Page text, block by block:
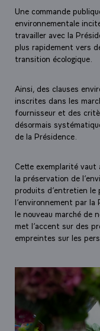
Une commande
environnementale
travailler avec la
plus rapidement vers
transition écologique.
Ainsi, des clauses
inscrites dans les
fournisseur et des
désormais
de la Présidence.
Cette exemplarité
la préservation de
produits d’entretien le
l’environnement par
le nouveau marché de
met l’accent sur des
empreintes sur les